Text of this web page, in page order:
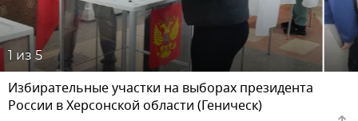
1 из 5
Избирательные участки на выборах президента
России в Херсонской области (Геническ)